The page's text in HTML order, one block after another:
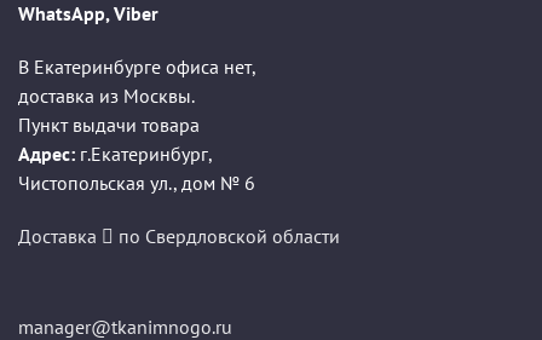
WhatsApp, Viber
В Екатеринбурге офиса нет,
доставка из Москвы.
Пункт выдачи товара
Адрес: г.Екатеринбург,
Чистопольская ул., дом № 6
Доставка по Свердловской области
manager@tkanimnogo.ru